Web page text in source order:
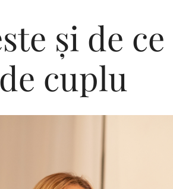
și de ce
cuplu